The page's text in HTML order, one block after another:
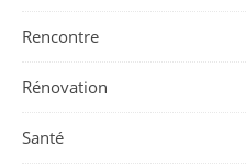
Rencontre
Rénovation
Santé